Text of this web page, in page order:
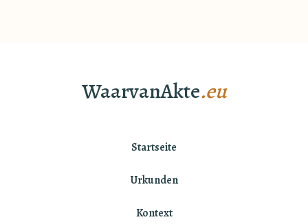
WaarvanAkte.eu
Startseite
Urkunden
Kontext